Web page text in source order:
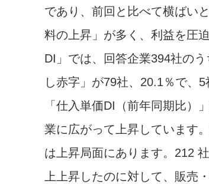
であり、前回と比べて横ばい
料の上昇」が多く、利益を圧
DI」では、回答企業394社の
し赤字」が79社、20.1％で、
「仕入単価DI（前年同期比）
業に広がって上昇しています
は上昇局面にあります。212
上上昇したのに対して、販売